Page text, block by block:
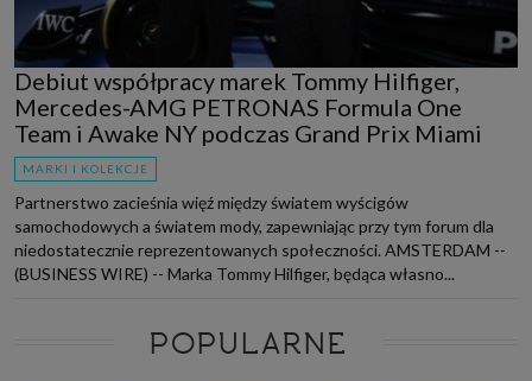
Debiut współpracy marek Tommy Hilfiger,
Mercedes-AMG PETRONAS Formula One
Team i Awake NY podczas Grand Prix Miami
MARKI I KOLEKCJE
Partnerstwo zacieśnia więź między światem wyścigów
samochodowych a światem mody, zapewniając przy tym forum dla
niedostatecznie reprezentowanych społeczności. AMSTERDAM --
(BUSINESS WIRE) -- Marka Tommy Hilfiger, będąca własno...
POPULARNE